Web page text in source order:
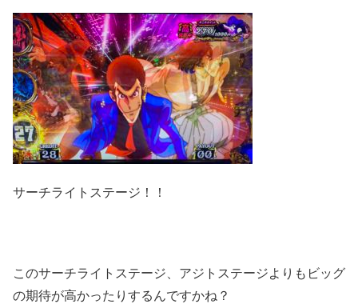
サーチライトステージ！！
このサーチライトステージ、アジトステージよりもビッグ
の期待が高かったりするんですかね？